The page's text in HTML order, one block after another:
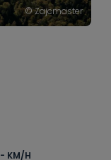
© Zajcmaster
KM/H